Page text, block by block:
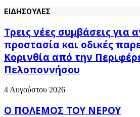
ΕΙΔΗΣΟΥΛΕΣ
Τρεις νέες συμβάσεις για
προστασία και οδικές
Κορινθία από την
Πελοποννήσου
4 Αυγούστου 2026
Ο ΠΟΛΕΜΟΣ ΤΟΥ ΝΕΡΟΥ